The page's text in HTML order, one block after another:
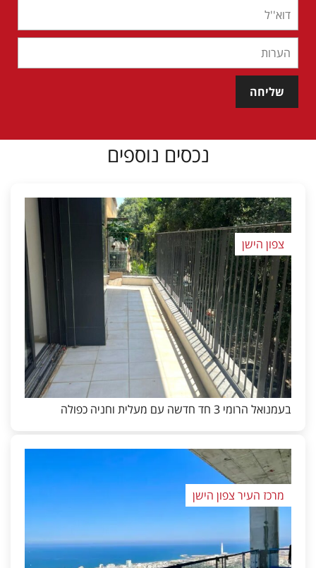
שליחה
נכסים נוספים
צפון הישן
בעמנואל הרומי 3 חד חדשה עם מעלית וחניה כפולה
מרכז העיר צפון הישן